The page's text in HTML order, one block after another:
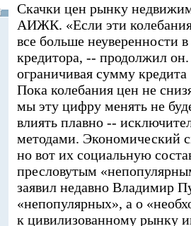
Скачки цен рынку
АИЖК. «Если эти
все больше неуверенности
кредитора, -- продолжил
ограничивая сумму
Пока колебания цен не
мы эту цифру менять не
влиять плавно --
методами. Экономический
но вот их социальную
пресловутым
заявил недавно Владимир
«непопулярных», а о
к цивилизованному рынку